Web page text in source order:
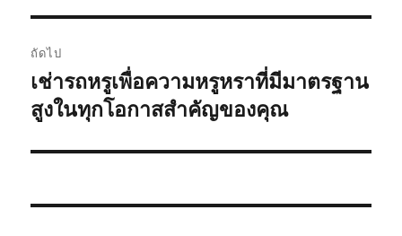
หน้า:
ถัดไป
เรื่อง
ต่อ
เช่ารถหรูเพื่อความหรูหราที่มีมาตรฐาน
สูงในทุกโอกาสสำคัญของคุณ